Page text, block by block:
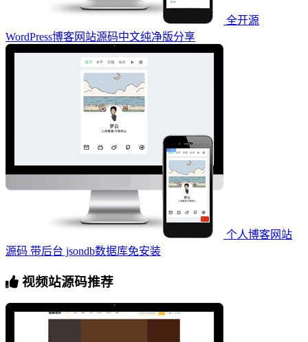
全开源
WordPress博客网站源码中文纯净版分享
个人博客网站
源码 带后台 jsondb数据库免安装
视频站源码推荐